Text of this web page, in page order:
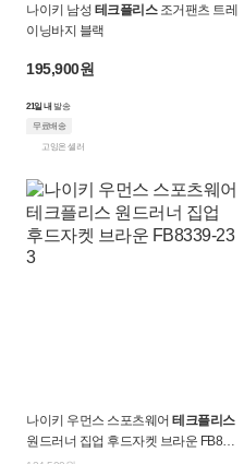
나이키 남성 테크플리스조거팬츠 트레
이닝바지 블랙
195,900원
21일 내 발송
무료배송
고잉온 셀러
나이키 우먼스 스포츠웨어테크플리스
원드러너 집업 후드자켓 브라운 FB833